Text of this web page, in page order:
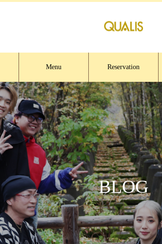
Menu Reservation
BLOG